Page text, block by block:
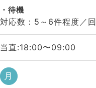
待機
対応数：5～6件程度／回
当直:18:00〜09:00
月